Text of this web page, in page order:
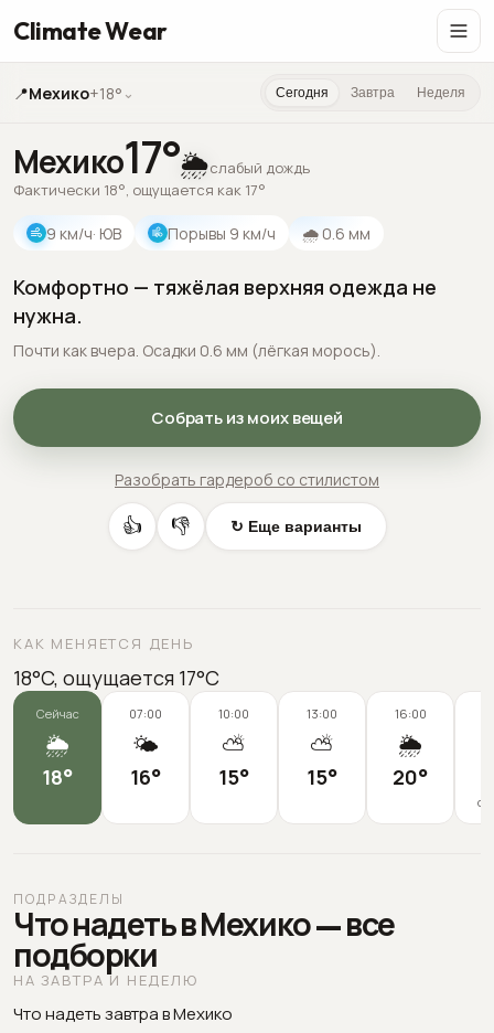
Climate Wear
📍Мехико+18° ⌄ Сегодня Завтра Неделя
Мехико17°🌦️слабый дождь
Фактически 18°, ощущается как 17°
9 км/ч· ЮВ Порывы 9 км/ч 🌧 0.6 мм
Комфортно — тяжёлая верхняя одежда не
нужна.
Почти как вчера. Осадки 0.6 мм (лёгкая морось).
Собрать из моих вещей
Разобрать гардероб со стилистом
👍 👎 ↻ Еще варианты
КАК МЕНЯЕТСЯ ДЕНЬ
18°C, ощущается 17°C
Сейчас
🌦️
18°
07:00
🌤️
16°
10:00
⛅
15°
13:00
⛅
15°
16:00
🌦️
20°
ПОДРАЗДЕЛЫ
Что надеть в Мехико — все
подборки
НА ЗАВТРА И НЕДЕЛЮ
Что надеть завтра в Мехико